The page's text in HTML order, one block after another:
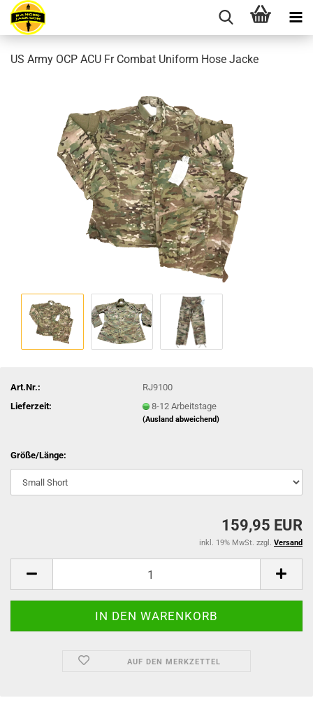
US Army OCP ACU Fr Combat Uniform Hose Jacke
Art.Nr.:
RJ9100
Lieferzeit:
8-12 Arbeitstage
(Ausland abweichend)
Größe/Länge:
159,95 EUR
inkl. 19% MwSt. zzgl. Versand
AUF DEN MERKZETTEL